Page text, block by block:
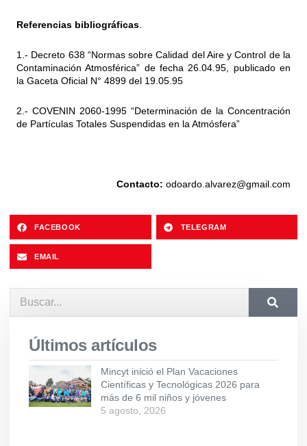
Referencias bibliográficas.
1.- Decreto 638 “Normas sobre Calidad del Aire y Control de la
Contaminación Atmosférica” de fecha 26.04.95, publicado en
la Gaceta Oficial N° 4899 del 19.05.95
2.- COVENIN 2060-1995 “Determinación de la Concentración
de Partículas Totales Suspendidas en la Atmósfera”
Contacto: odoardo.alvarez@gmail.com
FACEBOOK TELEGRAM
EMAIL
Últimos artículos
Mincyt inició el Plan Vacaciones
Científicas y Tecnológicas 2026 para
más de 6 mil niños y jóvenes
5 agosto, 2026